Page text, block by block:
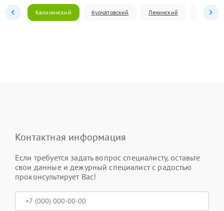
Калининский Курчатовский Ленинский
Контактная информация
Если требуется задать вопрос специалисту, оставьте
свои данные и дежурный специалист с радостью
проконсультирует Вас!